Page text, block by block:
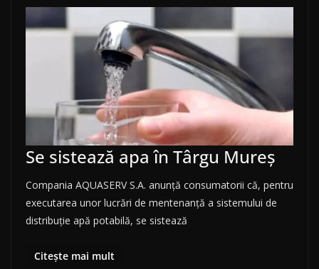
Se sistează apa în Târgu Mureș
Compania AQUASERV S.A. anunţă consumatorii că, pentru
executarea unor lucrări de mentenanță a sistemului de
distribuţie apă potabilă, se sistează
Citește mai mult